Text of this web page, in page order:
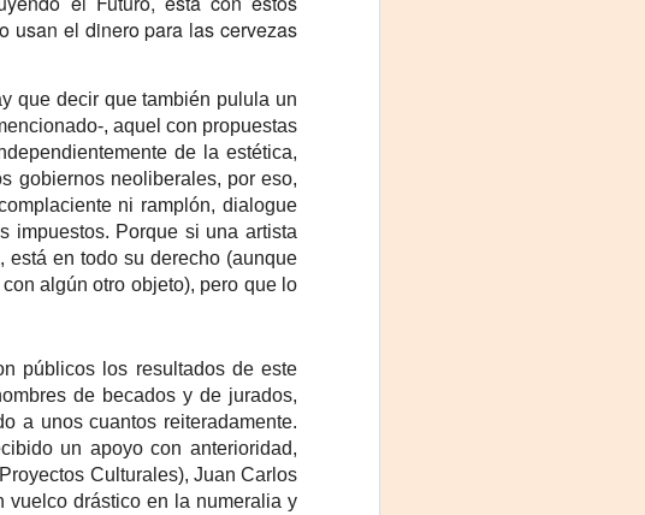
usan el dinero para las cervezas
que decir que también pulula un
, aquel con propuestas
de la estética,
gobiernos neoliberales, por eso,
ni ramplón, dialogue
impuestos. Porque si una artista
en todo su derecho (aunque
algún otro objeto), pero que lo
públicos los resultados de este
de becados y de jurados,
a unos cuantos reiteradamente.
un apoyo con anterioridad,
Culturales), Juan Carlos
vuelco drástico en la numeralia y
una
son